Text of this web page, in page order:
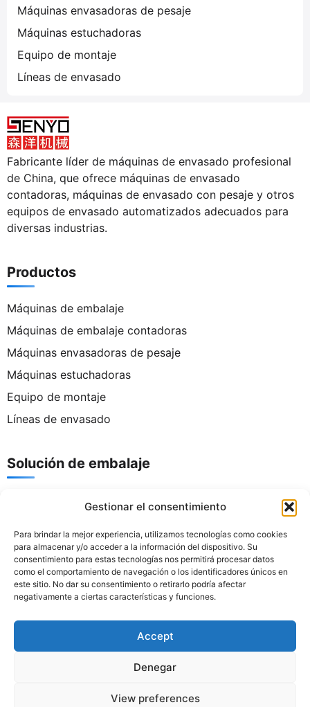
Gestionar el consentimiento
Para brindar la mejor experiencia, utilizamos tecnologías como cookies
para almacenar y/o acceder a la información del dispositivo. Su
consentimiento para estas tecnologías nos permitirá procesar datos
como el comportamiento de navegación o los identificadores únicos en
este sitio. No dar su consentimiento o retirarlo podría afectar
negativamente a ciertas características y funciones.
Accept
Denegar
View preferences
Máquinas envasadoras de pesaje
Máquinas estuchadoras
Equipo de montaje
Líneas de envasado
Fabricante líder de máquinas de envasado profesional
de China, que ofrece máquinas de envasado
contadoras, máquinas de envasado con pesaje y otros
equipos de envasado automatizados adecuados para
diversas industrias.
Productos
Máquinas de embalaje
Máquinas de embalaje contadoras
Máquinas envasadoras de pesaje
Máquinas estuchadoras
Equipo de montaje
Líneas de envasado
Solución de embalaje
Tel.: +86 186 8821 9848
Correo electrónico:support@senyopack.com
Horario: Lunes a sábado, de 8:00 a 17:30
Dirección: Calle Zhongxin, n.° 16, Zona Industrial de
Yanbu Nanjing, Dali, distrito de Nanhai, Foshan,
Política de cookies
© 2008-2026 Senyo Machinery